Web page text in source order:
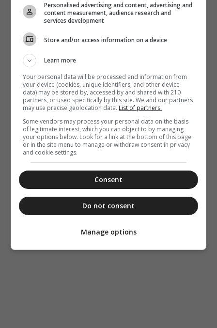
Personalised advertising and content, advertising and
content measurement, audience research and
services development
Store and/or access information on a device
Learn more
Your personal data will be processed and information from
your device (cookies, unique identifiers, and other device
data) may be stored by, accessed by and shared with 210
partners, or used specifically by this site. We and our partners
may use precise geolocation data. List of partners.
Some vendors may process your personal data on the basis
of legitimate interest, which you can object to by managing
your options below. Look for a link at the bottom of this page
or in the site menu to manage or withdraw consent in privacy
and cookie settings.
Consent
Do not consent
Manage options